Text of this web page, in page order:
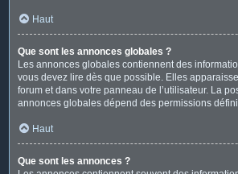
Haut
Que sont les annonces globales ?
Les annonces globales contiennent des
vous devez lire dès que possible. Elles
forum et dans votre panneau de l’utilisateur. La
annonces globales dépend des permissions
Haut
Que sont les annonces ?